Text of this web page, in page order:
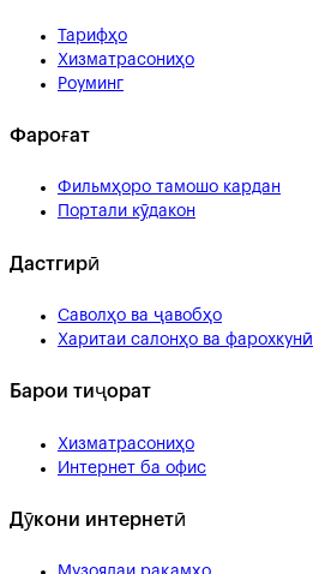
Тарифҳо
Хизматрасониҳо
Роуминг
Фароғат
Фильмҳоро тамошо кардан
Портали кӯдакон
Дастгирӣ
Саволҳо ва ҷавобҳо
Харитаи салонҳо ва фарохкунӣ
Барои тиҷорат
Хизматрасониҳо
Интернет ба офис
Дӯкони интернетӣ